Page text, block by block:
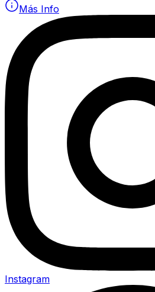
Más Info
Instagram